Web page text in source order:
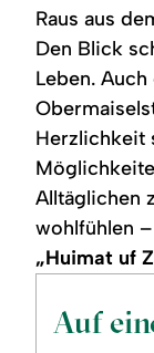
Raus aus
Den Blick
Leben.
Herzlichkeit
Alltäglichen
wohlfühlen
„Huimat uf
Auf